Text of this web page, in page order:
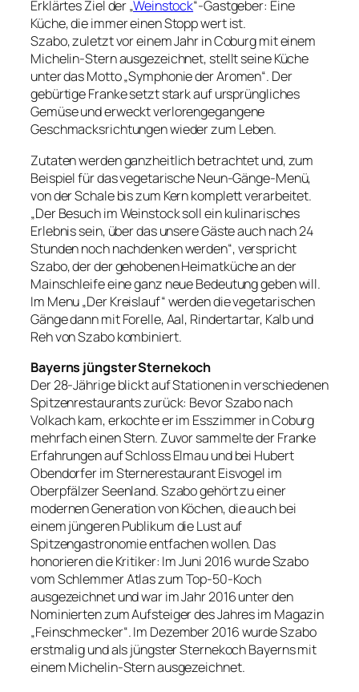
Erklärtes Ziel der „Weinstock“-Gastgeber: Eine
Küche, die immer einen Stopp wert ist.
Szabo, zuletzt vor einem Jahr in Coburg mit einem
Michelin-Stern ausgezeichnet, stellt seine Küche
unter das Motto „Symphonie der Aromen“. Der
gebürtige Franke setzt stark auf ursprüngliches
Gemüse und erweckt verlorengegangene
Geschmacksrichtungen wieder zum Leben.
Zutaten werden ganzheitlich betrachtet und, zum
Beispiel für das vegetarische Neun-Gänge-Menü,
von der Schale bis zum Kern komplett verarbeitet.
„Der Besuch im Weinstock soll ein kulinarisches
Erlebnis sein, über das unsere Gäste auch nach 24
Stunden noch nachdenken werden“, verspricht
Szabo, der der gehobenen Heimatküche an der
Mainschleife eine ganz neue Bedeutung geben will.
Im Menu „Der Kreislauf“ werden die vegetarischen
Gänge dann mit Forelle, Aal, Rindertartar, Kalb und
Reh von Szabo kombiniert.
Bayerns jüngster Sternekoch
Der 28-Jährige blickt auf Stationen in verschiedenen
Spitzenrestaurants zurück: Bevor Szabo nach
Volkach kam, erkochte er im Esszimmer in Coburg
mehrfach einen Stern. Zuvor sammelte der Franke
Erfahrungen auf Schloss Elmau und bei Hubert
Obendorfer im Sternerestaurant Eisvogel im
Oberpfälzer Seenland. Szabo gehört zu einer
modernen Generation von Köchen, die auch bei
einem jüngeren Publikum die Lust auf
Spitzengastronomie entfachen wollen. Das
honorieren die Kritiker: Im Juni 2016 wurde Szabo
vom Schlemmer Atlas zum Top-50-Koch
ausgezeichnet und war im Jahr 2016 unter den
Nominierten zum Aufsteiger des Jahres im Magazin
„Feinschmecker“. Im Dezember 2016 wurde Szabo
erstmalig und als jüngster Sternekoch Bayerns mit
einem Michelin-Stern ausgezeichnet.